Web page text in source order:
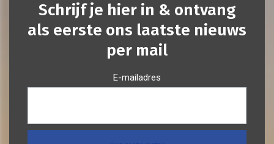
Schrijf je hier in & ontvang
als eerste ons laatste nieuws
per mail
E-mailadres